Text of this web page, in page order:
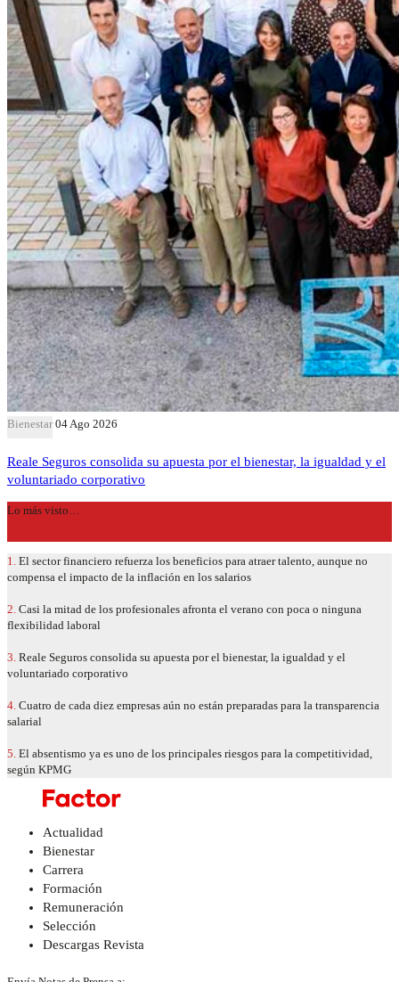
Bienestar 04 Ago 2026
Reale Seguros consolida su apuesta por el bienestar, la igualdad y el
voluntariado corporativo
Lo más visto…
1. El sector financiero refuerza los beneficios para atraer talento, aunque no
compensa el impacto de la inflación en los salarios
2. Casi la mitad de los profesionales afronta el verano con poca o ninguna
flexibilidad laboral
3. Reale Seguros consolida su apuesta por el bienestar, la igualdad y el
voluntariado corporativo
4. Cuatro de cada diez empresas aún no están preparadas para la transparencia
salarial
5. El absentismo ya es uno de los principales riesgos para la competitividad,
según KPMG
Actualidad
Bienestar
Carrera
Formación
Remuneración
Selección
Descargas Revista